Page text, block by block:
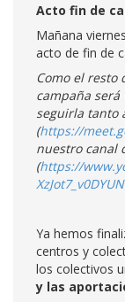
Acto fin de
Mañana
acto de fin de
Como el resto
campaña
seguirla tanto
(https://
nuestro canal
(https://
Ya hemos
centros y
los colectivos
y las